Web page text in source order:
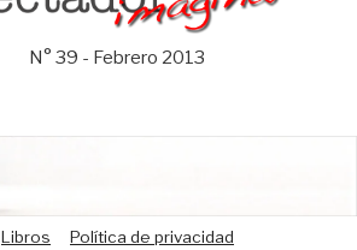
N° 39 - Febrero 2013
Libros
Política de privacidad